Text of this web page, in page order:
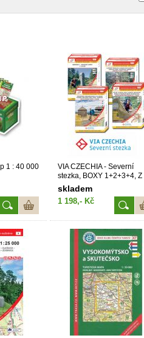
1 : 40 000
VIA CZECHIA - Severní
stezka, BOXY 1+2+3+4, Z
nejzápadnějšího do
nejvýchodnějšího bodu ČR
skladem
1 198,- Kč